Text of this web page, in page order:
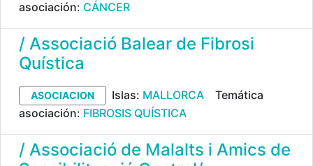
asociación: CÁNCER
/ Associació Balear de Fibrosi
Quística
ASOCIACION Islas: MALLORCA
Temática
asociación: FIBROSIS QUÍSTICA
/ Associació de Malalts i Amics de